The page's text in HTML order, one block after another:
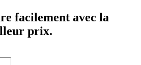
facilement avec la
prix.